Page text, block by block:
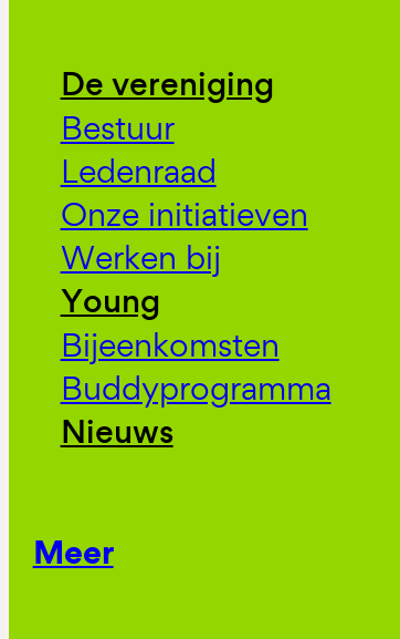
De vereniging
Bestuur
Ledenraad
Onze initiatieven
Werken bij
Young
Bijeenkomsten
Buddyprogramma
Nieuws
Meer